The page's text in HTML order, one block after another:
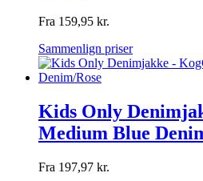
Fra 159,95 kr.
Sammenlign priser
Kids Only
Medium Blue
Fra 197,97 kr.